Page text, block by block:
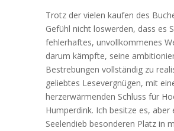
Trotz der vielen kaufen des
Gefühl nicht loswerden, dass es
fehlerhaftes, unvollkommenes
darum kämpfte, seine
Bestrebungen vollständig zu
geliebtes Lesevergnügen, mit
herzerwärmenden Schluss für
Humperdink. Ich besitze es, aber
Seelendieb besonderen Platz in